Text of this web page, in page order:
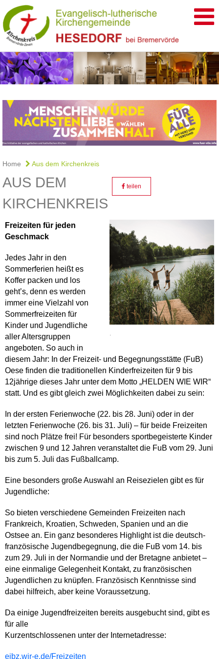
Home Aus dem Kirchenkreis
AUS DEM
KIRCHENKREIS
teilen
.
Freizeiten für jeden
Geschmack
Jedes Jahr in den
Sommerferien heißt es
Koffer packen und los
geht’s, denn es werden
immer eine Vielzahl von
Sommerfreizeiten für
Kinder und Jugendliche
aller Altersgruppen
angeboten. So auch in
diesem Jahr: In der Freizeit- und Begegnungsstätte (FuB)
Oese finden die traditionellen Kinderfreizeiten für 9 bis
12jährige dieses Jahr unter dem Motto „HELDEN WIE WIR“
statt. Und es gibt gleich zwei Möglichkeiten dabei zu sein:
In der ersten Ferienwoche (22. bis 28. Juni) oder in der
letzten Ferienwoche (26. bis 31. Juli) – für beide Freizeiten
sind noch Plätze frei! Für besonders sportbegeisterte Kinder
zwischen 9 und 12 Jahren veranstaltet die FuB vom 29. Juni
bis zum 5. Juli das Fußballcamp.
Eine besonders große Auswahl an Reisezielen gibt es für
Jugendliche:
So bieten verschiedene Gemeinden Freizeiten nach
Frankreich, Kroatien, Schweden, Spanien und an die
Ostsee an. Ein ganz besonderes Highlight ist die deutsch-
französische Jugendbegegnung, die die FuB vom 14. bis
zum 29. Juli in der Normandie und der Bretagne anbietet –
eine einmalige Gelegenheit Kontakt, zu französischen
Jugendlichen zu knüpfen. Französisch Kenntnisse sind
dabei hilfreich, aber keine Voraussetzung.
Da einige Jugendfreizeiten bereits ausgebucht sind, gibt es
für alle
Kurzentschlossenen unter der Internetadresse:
ejbz.wir-e.de/Freizeiten